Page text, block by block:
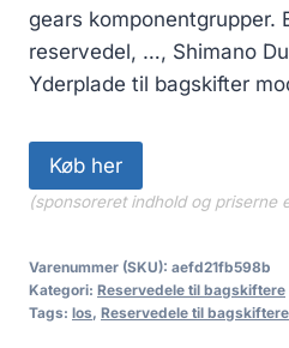
gears komponentgrupper.
reservedel, …, Shimano
Yderplade til bagskifter
Køb her
(sponsoreret indhold og priserne
Varenummer (SKU): aefd21fb598b
Kategori: Reservedele til bagskiftere
Tags: los, Reservedele til bagskiftere